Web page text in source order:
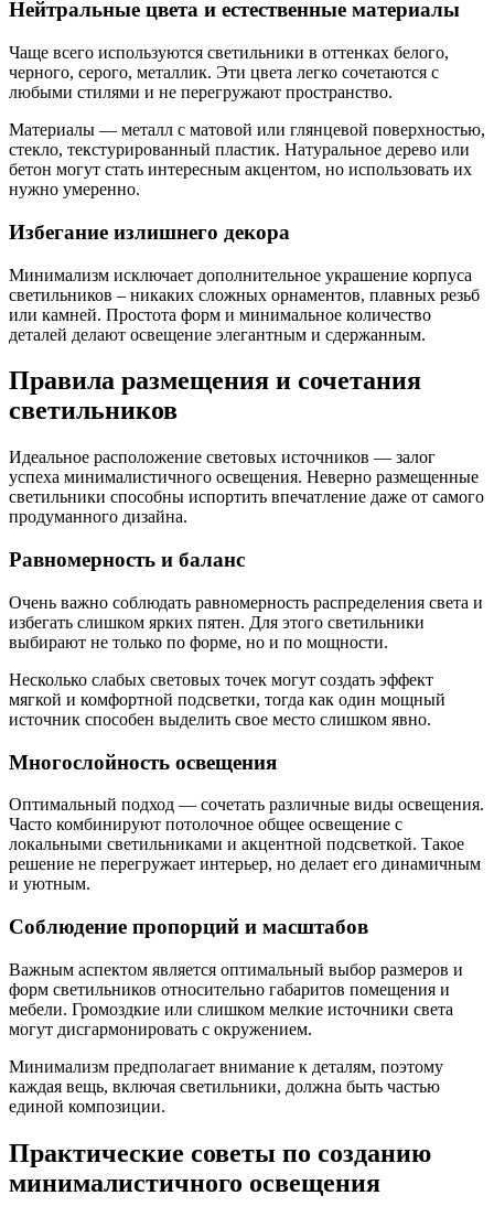
Нейтральные цвета и естественные материалы
Чаще всего используются светильники в оттенках белого,
черного, серого, металлик. Эти цвета легко сочетаются с
любыми стилями и не перегружают пространство.
Материалы — металл с матовой или глянцевой поверхностью,
стекло, текстурированный пластик. Натуральное дерево или
бетон могут стать интересным акцентом, но использовать их
нужно умеренно.
Избегание излишнего декора
Минимализм исключает дополнительное украшение корпуса
светильников – никаких сложных орнаментов, плавных резьб
или камней. Простота форм и минимальное количество
деталей делают освещение элегантным и сдержанным.
Правила размещения и сочетания
светильников
Идеальное расположение световых источников — залог
успеха минималистичного освещения. Неверно размещенные
светильники способны испортить впечатление даже от самого
продуманного дизайна.
Равномерность и баланс
Очень важно соблюдать равномерность распределения света и
избегать слишком ярких пятен. Для этого светильники
выбирают не только по форме, но и по мощности.
Несколько слабых световых точек могут создать эффект
мягкой и комфортной подсветки, тогда как один мощный
источник способен выделить свое место слишком явно.
Многослойность освещения
Оптимальный подход — сочетать различные виды освещения.
Часто комбинируют потолочное общее освещение с
локальными светильниками и акцентной подсветкой. Такое
решение не перегружает интерьер, но делает его динамичным
и уютным.
Соблюдение пропорций и масштабов
Важным аспектом является оптимальный выбор размеров и
форм светильников относительно габаритов помещения и
мебели. Громоздкие или слишком мелкие источники света
могут дисгармонировать с окружением.
Минимализм предполагает внимание к деталям, поэтому
каждая вещь, включая светильники, должна быть частью
единой композиции.
Практические советы по созданию
минималистичного освещения